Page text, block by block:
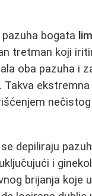
bogata
tretman koji
oba pazuha i
depiliraju pazuh
i
brijanja koje